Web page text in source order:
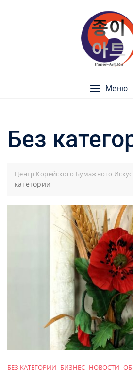
Меню
Без
Центр Корейского Бумажного
категории
БЕЗ КАТЕГОРИИ БИЗНЕС НОВОСТИ